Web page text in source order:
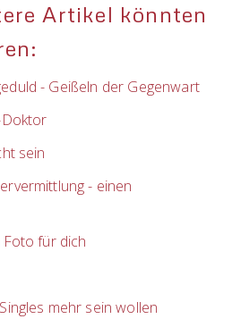
Artikel könnten
- Geißeln der Gegenwart
sein
- einen
für dich
mehr sein wollen